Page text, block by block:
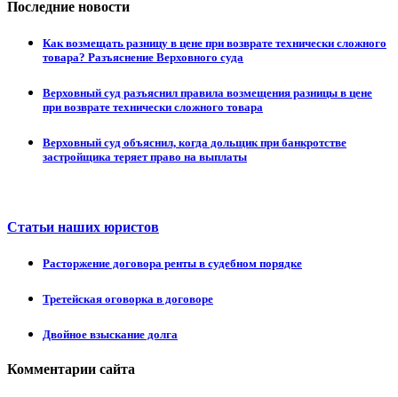
Последние новости
Как возмещать разницу в цене при возврате технически сложного
товара? Разъяснение Верховного суда
Верховный суд разъяснил правила возмещения разницы в цене
при возврате технически сложного товара
Верховный суд объяснил, когда дольщик при банкротстве
застройщика теряет право на выплаты
Статьи наших юристов
Расторжение договора ренты в судебном порядке
Третейская оговорка в договоре
Двойное взыскание долга
Комментарии сайта